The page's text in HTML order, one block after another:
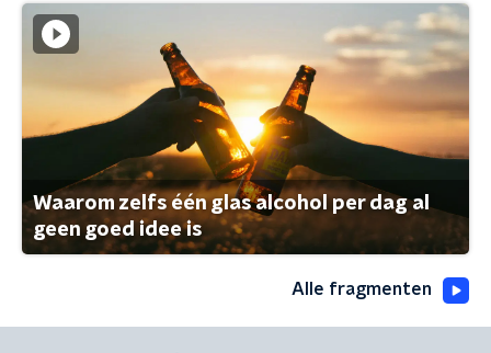
Waarom zelfs één glas alcohol per dag al
geen goed idee is
Alle fragmenten